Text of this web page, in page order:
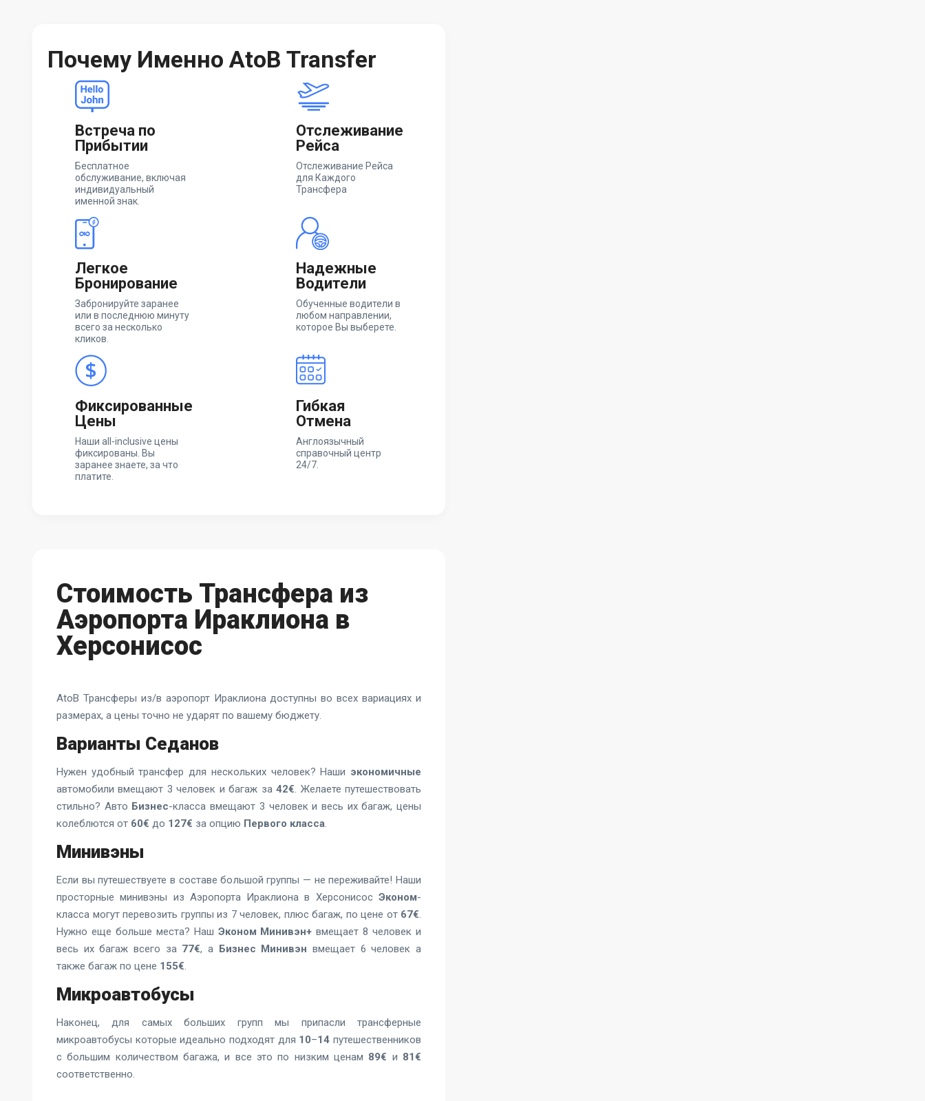
Почему Именно AtoB Transfer
Встреча по
Прибытии
Бесплатное
обслуживание, включая
индивидуальный
именной знак.
Отслеживание
Рейса
Отслеживание Рейса
для Каждого
Трансфера
Легкое
Бронирование
Забронируйте заранее
или в последнюю минуту
всего за несколько
кликов.
Надежные
Водители
Обученные водители в
любом направлении,
которое Вы выберете.
Фиксированные
Цены
Наши all-inclusive цены
фиксированы. Вы
заранее знаете, за что
платите.
Гибкая
Отмена
Англоязычный
справочный центр
24/7.
Стоимость Трансфера из
Аэропорта Ираклиона в
Херсонисос
AtoB Трансферы из/в аэропорт Ираклионадоступны во всех вариациях и
размерах, а цены точно не ударят по вашему бюджету.
Варианты Седанов
Нужен удобный трансфер для нескольких человек? Наши экономичные
автомобили вмещают 3 человек и багаж за42€. Желаете путешествовать
стильно? Авто Бизнес-класса вмещают 3 человек и весь их багаж, цены
колеблются от 60€ до 127€ за опцию Первого класса.
Минивэны
Если вы путешествуете в составе большой группы — не переживайте! Наши
просторные минивэны из Аэропорта Ираклиона в Херсонисос Эконом-
класса могут перевозить группы из 7 человек, плюс багаж, по цене от 67€.
Нужно еще больше места? Наш Эконом Минивэн+ вмещает 8 человек и
весь их багаж всего за 77€, а Бизнес Минивэн вмещает 6 человек а
также багаж по цене 155€.
Микроавтобусы
Наконец, для самых больших групп мы припасли трансферные
микроавтобусы которые идеально подходят для 10–14 путешественников
с большим количеством багажа, и все это по низким ценам 89€ и 81€
соответственно.